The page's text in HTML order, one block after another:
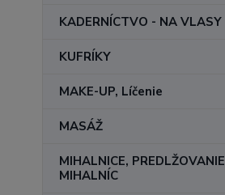
KADERNÍCTVO - NA VLASY
KUFRÍKY
MAKE-UP, Líčenie
MASÁŽ
MIHALNICE, PREDLŽOVANIE
MIHALNÍC